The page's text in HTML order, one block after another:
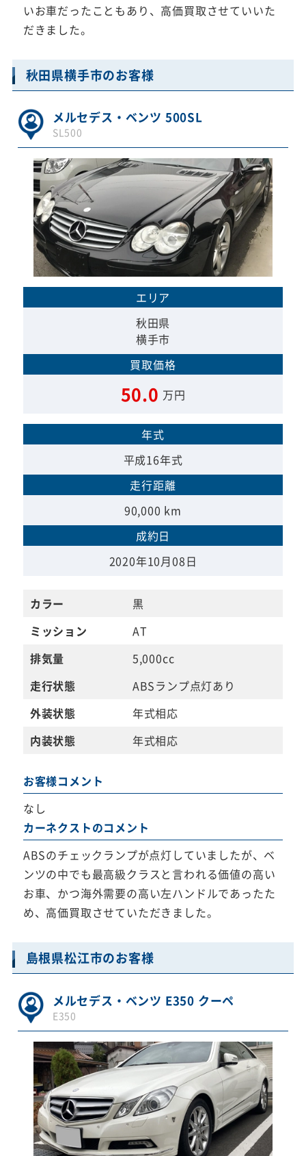
いお車だったこともあり、高価買取させていいた
だきました。
秋田県横手市のお客様
メルセデス・ベンツ 500SL
SL500
エリア
秋田県
横手市
買取価格
50.0 万円
年式
平成16年式
走行距離
90,000 km
成約日
2020年10月08日
カラー
黒
ミッション
AT
排気量
5,000cc
走行状態
ABSランプ点灯あり
外装状態
年式相応
内装状態
年式相応
お客様コメント
なし
カーネクストのコメント
ABSのチェックランプが点灯していましたが、ベ
ンツの中でも最高級クラスと言われる価値の高い
お車、かつ海外需要の高い左ハンドルであったた
め、高価買取させていただきました。
島根県松江市のお客様
メルセデス・ベンツ E350 クーペ
E350